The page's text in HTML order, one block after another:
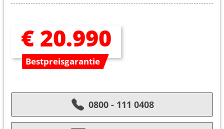
€ 20.990
Bestpreisgarantie
0800 - 111 0408